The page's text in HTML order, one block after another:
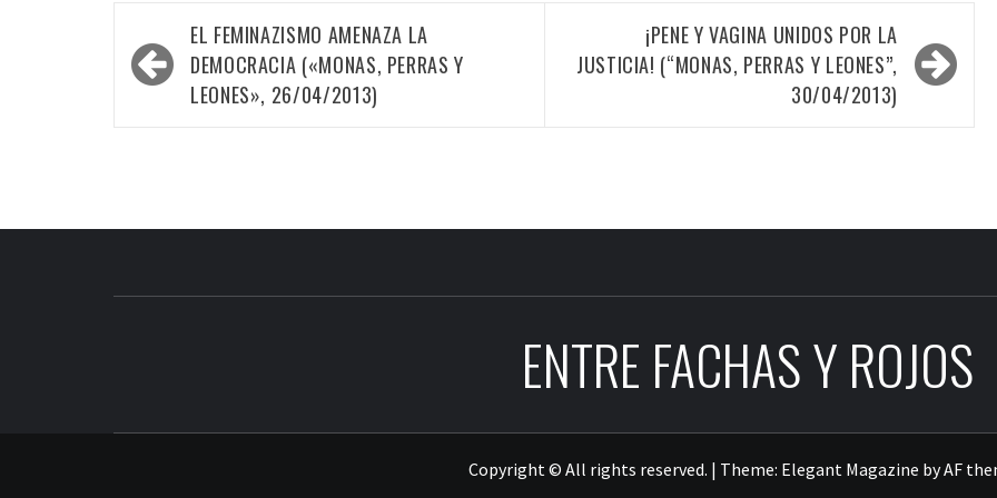
Navegación
de
entradas
EL FEMINAZISMO AMENAZA LA
DEMOCRACIA («MONAS, PERRAS Y
LEONES», 26/04/2013)
¡PENE Y VAGINA UNIDOS POR LA
JUSTICIA! (“MONAS, PERRAS Y LEONES”,
30/04/2013)
ENTRE FACHAS Y ROJOS
Copyright © All rights reserved. | Theme: Elegant Magazine byAF